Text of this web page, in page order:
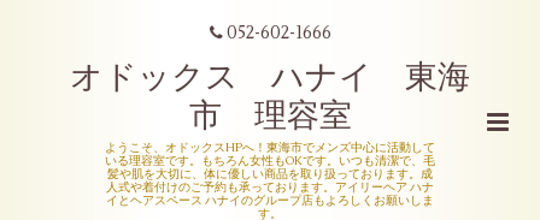
052-602-1666
オドックス ハナイ 東海
市 理容室
ようこそ、オドックスHPへ！東海市でメンズ中心に活動して
いる理容室です。もちろん女性もOKです。いつも清潔で、毛
髪や肌を大切に、体に優しい商品を取り扱っております。成
人式や着付けのご予約も承っております。アイリーヘア ハナ
イとヘアスペース ハナイのグループ店もよろしくお願いしま
す。